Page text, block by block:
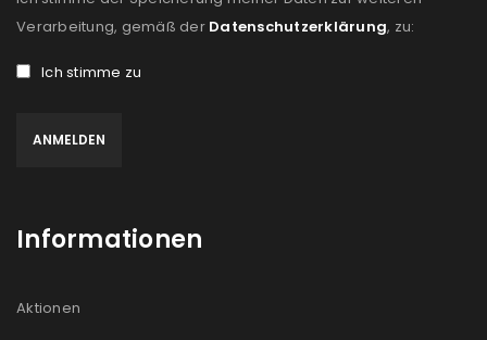
Verarbeitung, gemäß der Datenschutzerklärung, zu:
Ich stimme zu
Informationen
Aktionen